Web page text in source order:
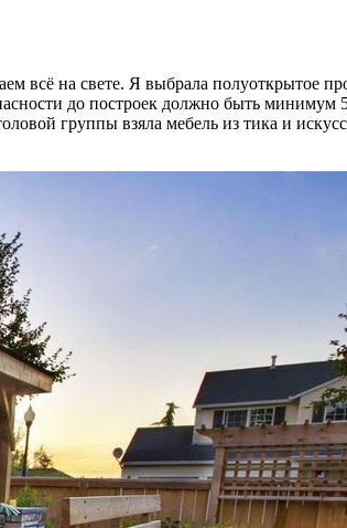
всё на свете. Я выбрала полуоткрытое
до построек должно быть минимум 5
группы взяла мебель из тика и